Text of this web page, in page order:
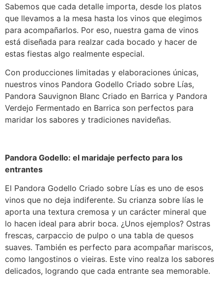
Sabemos que cada detalle importa, desde los platos
que llevamos a la mesa hasta los vinos que elegimos
para acompañarlos. Por eso, nuestra gama de vinos
está diseñada para realzar cada bocado y hacer de
estas fiestas algo realmente especial.
Con producciones limitadas y elaboraciones únicas,
nuestros vinos Pandora Godello Criado sobre Lías,
Pandora Sauvignon Blanc Criado en Barrica y Pandora
Verdejo Fermentado en Barrica son perfectos para
maridar los sabores y tradiciones navideñas.
Pandora Godello: el maridaje perfecto para los
entrantes
El Pandora Godello Criado sobre Lías es uno de esos
vinos que no deja indiferente. Su crianza sobre lías le
aporta una textura cremosa y un carácter mineral que
lo hacen ideal para abrir boca. ¿Unos ejemplos? Ostras
frescas, carpaccio de pulpo o una tabla de quesos
suaves. También es perfecto para acompañar mariscos,
como langostinos o vieiras. Este vino realza los sabores
delicados, logrando que cada entrante sea memorable.